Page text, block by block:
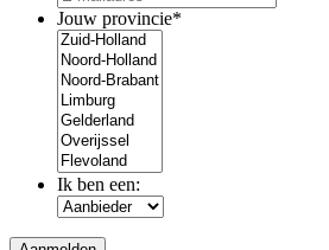
Jouw provincie*
Ik ben een: